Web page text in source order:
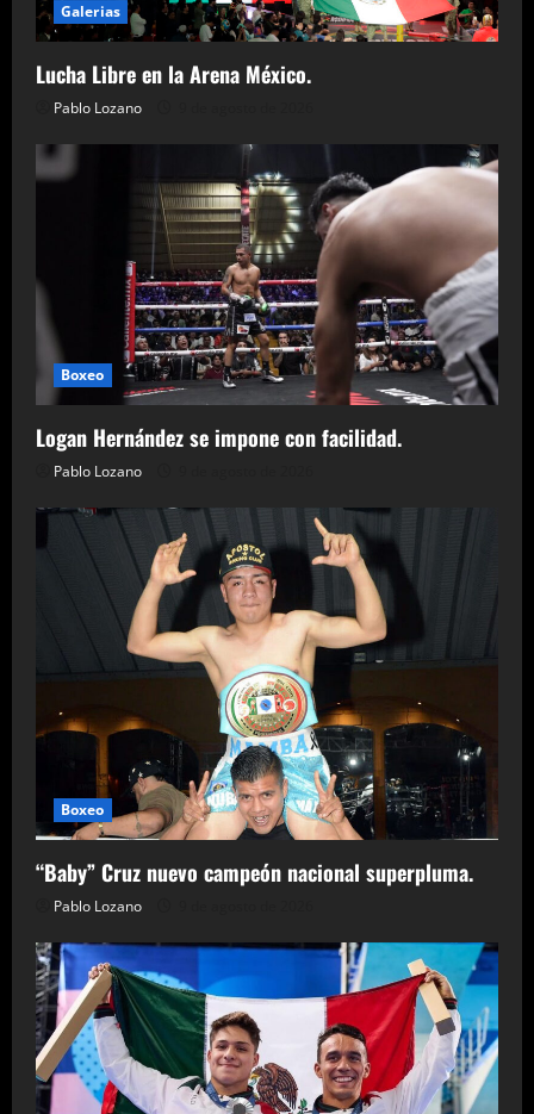
Galerias
Lucha Libre en la Arena México.
Pablo Lozano
Boxeo
Logan Hernández se impone con facilidad.
Pablo Lozano
Boxeo
“Baby” Cruz nuevo campeón nacional superpluma.
Pablo Lozano